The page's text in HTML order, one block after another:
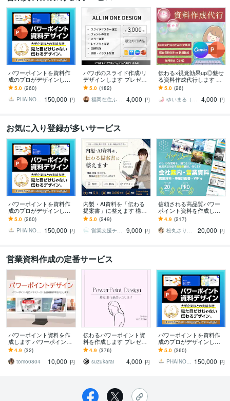
パワーポイントを資料作
成のプロがデザインしま
す 大手企業様との取引実
績多数！ビジネスの背中
を押せるデザインを
5.0 (260)
PHAINO DESIGN 150,000 円
パワポのスライド作成/リ
デザインします プレゼン/
営業資料の制作をプロに
任せてみませんか？
5.0 (182)
福岡在住ふみ×スライドデザイン
4,000 円
伝わる×視覚効果up◎魅せ
る資料作成代行します 時
短＆高品質！パワポ・Can
va資料でビジネス加速◎
5.0 (26)
ゆいまる（Canva★デザイナー）
4,000 円
お気に入り登録が多いサービス
パワーポイントを資料作
成のプロがデザインしま
す 大手企業様との取引実
績多数！ビジネスの背中
を押せるデザインを
5.0 (260)
PHAINO DESIGN 150,000 円
内製・AI資料を「伝わる
提案書」に整えます 構
成・図解・デザインまで
「プロ目線」でブラッシ
ュアップ
5.0 (249)
営業支援チームKanaeCreates
9,000 円
信頼される高品質パワー
ポイント資料を作成しま
す 企画・ライティング・
デザインまで。営業に強
い資料を作ります。
4.9 (217)
松丸さりり｜シネステティカ
20,000 円
営業資料作成の定番サービス
パワーポイント資料を作
成します パワーポイント
専門のデザイナーがお客
様の資料作成を代行しま
す
4.9 (32)
tomo0804
10,000 円
伝わるパワーポイント資
料を作成します プレゼン
資料、営業資料、研修資
料、図解など
4.9 (376)
suzukarai
4,000 円
パワーポイントを資料作
成のプロがデザインしま
す 大手企業様との取引実
績多数！ビジネスの背中
を押せるデザインを
5.0 (260)
PHAINO DESIGN 150,000 円